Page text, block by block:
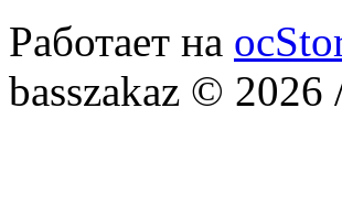
Работает на
basszakaz © 2026